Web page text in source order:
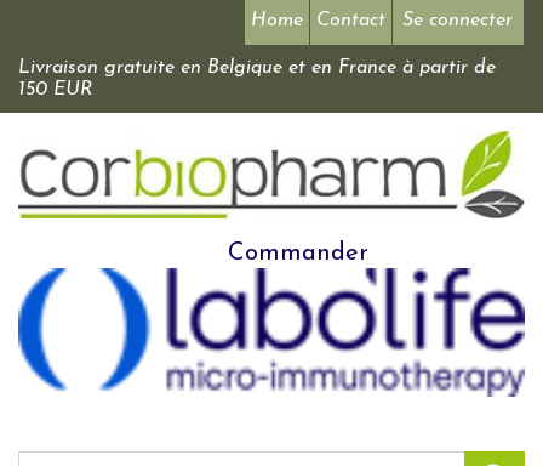
Se connecter
Home Contact
Livraison gratuite en Belgique et en France à partir de
150 EUR
Commander